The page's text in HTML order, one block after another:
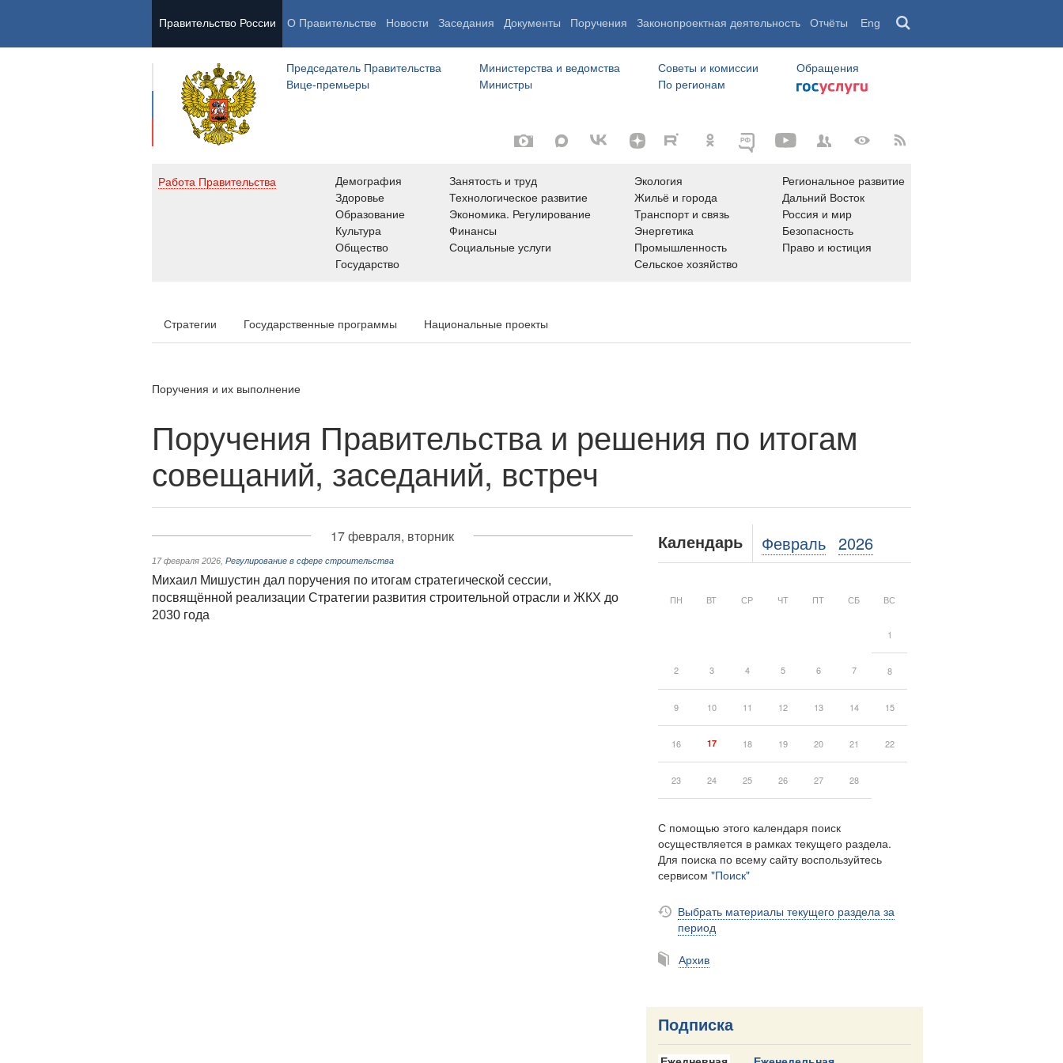
Правительство России О Правительстве Новости Заседания Документы Поручения Законопроектная деятельность Отчёты Eng
Председатель Правительства
Вице-премьеры
Министерства и ведомства
Министры
Советы и комиссии
По регионам
Обращения
Работа Правительства
Демография
Здоровье
Образование
Культура
Общество
Государство
Занятость и труд
Технологическое развитие
Экономика. Регулирование
Финансы
Социальные услуги
Экология
Жильё и города
Транспорт и связь
Энергетика
Промышленность
Сельское хозяйство
Региональное развитие
Дальний Восток
Россия и мир
Безопасность
Право и юстиция
Стратегии Государственные программы Национальные проекты
Поручения и их выполнение
Поручения Правительства и решения по итогам
совещаний, заседаний, встреч
17 февраля, вторник
17 февраля 2026 Регулирование в сфере строительства
Михаил Мишустин дал поручения по итогам стратегической сессии,
посвящённой реализации Стратегии развития строительной отрасли и ЖКХ до
2030 года
Календарь Февраль 2026
ПН ВТ СР ЧТ ПТ СБ ВС
1
2 3 4 5 6 7 8
9 10 11 12 13 14 15
16 17 18 19 20 21 22
23 24 25 26 27 28
С помощью этого календаря поиск
осуществляется в рамках текущего раздела.
Для поиска по всему сайту воспользуйтесь
сервисом "Поиск"
Выбрать материалы текущего раздела за
период
Архив
Подписка